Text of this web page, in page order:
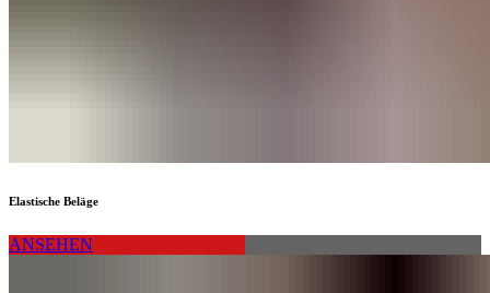
Elastische Beläge
ANSEHEN